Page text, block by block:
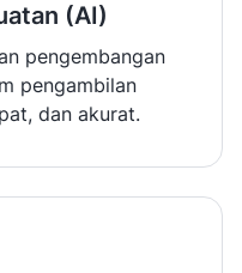
(AI)
pengembangan
pengambilan
dan akurat.